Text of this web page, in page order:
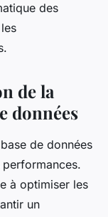
des
de la
données
de données
à optimiser les
un